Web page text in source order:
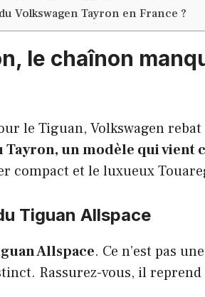
Volkswagen Tayron en France ?
le chaînon
le Tiguan, Volkswagen
Tayron, un modèle qui vient
compact et le luxueux
Tiguan Allspace
Allspace. Ce n’est pas
Rassurez-vous, il reprend